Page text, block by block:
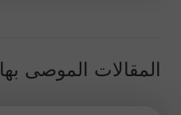
المقالات الموصى بها